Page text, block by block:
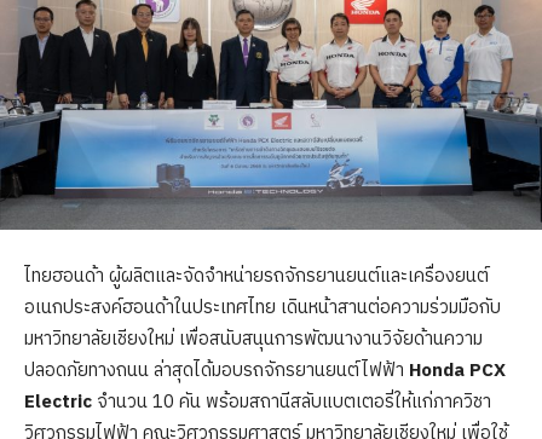
ไทยฮอนด้า ผู้ผลิตและจัดจำหน่ายรถจักรยานยนต์และเครื่องยนต์
อเนกประสงค์ฮอนด้าในประเทศไทย เดินหน้าสานต่อความร่วมมือกับ
มหาวิทยาลัยเชียงใหม่ เพื่อสนับสนุนการพัฒนางานวิจัยด้านความ
ปลอดภัยทางถนน ล่าสุดได้มอบรถจักรยานยนต์ไฟฟ้า Honda PCX
Electric จำนวน 10 คัน พร้อมสถานีสลับแบตเตอรี่ให้แก่ภาควิชา